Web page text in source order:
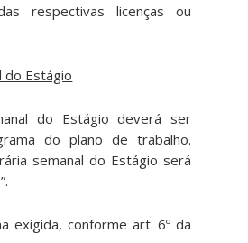
respectivas licenças ou
do Estágio
do Estágio deverá ser
do plano de trabalho.
semanal do Estágio será
exigida, conforme art. 6º da